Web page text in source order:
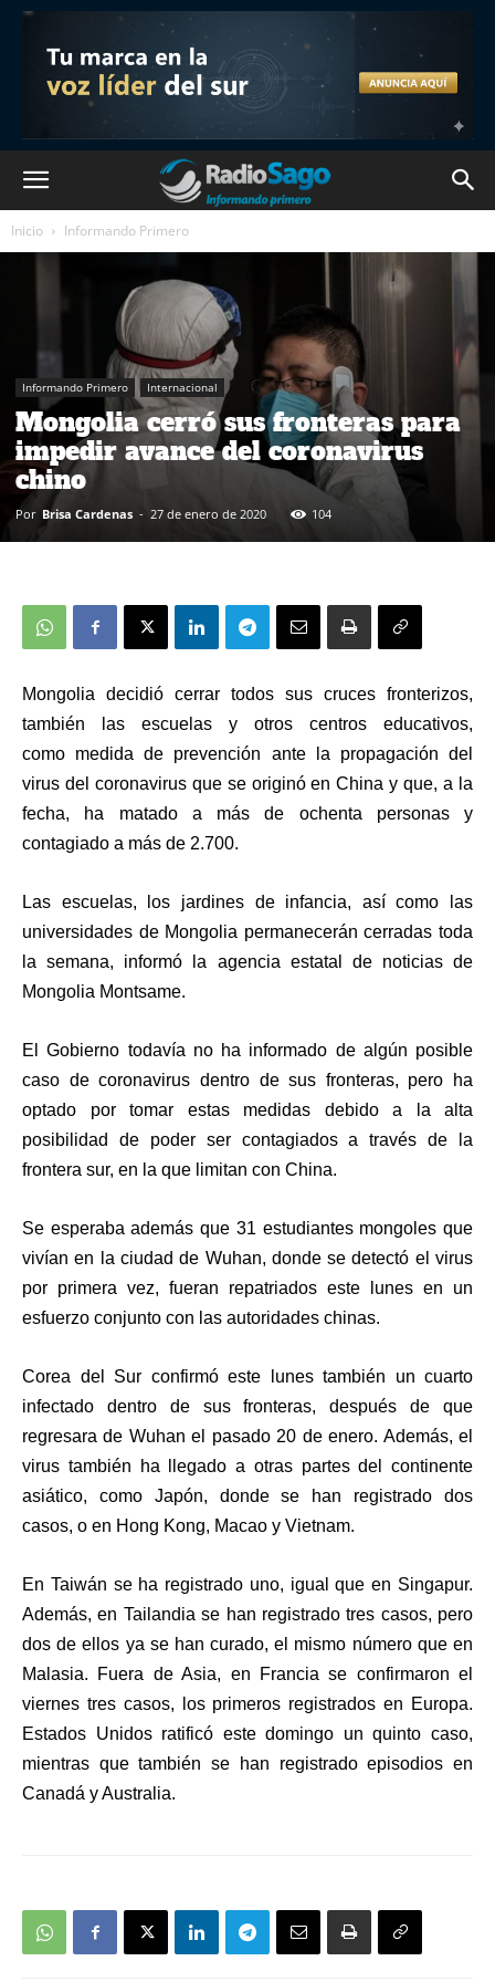
Inicio Informando Primero
Informando Primero Internacional
Mongolia cerró sus fronteras para
impedir avance del coronavirus
chino
Por Brisa Cardenas - 27 de enero de 2020 104
Mongolia decidió cerrar todos sus cruces fronterizos,
también las escuelas y otros centros educativos,
como medida de prevención ante la propagación del
virus del coronavirus que se originó en China y que, a la
fecha, ha matado a más de ochenta personas y
contagiado a más de 2.700.
Las escuelas, los jardines de infancia, así como las
universidades de Mongolia permanecerán cerradas toda
la semana, informó la agencia estatal de noticias de
Mongolia Montsame.
El Gobierno todavía no ha informado de algún posible
caso de coronavirus dentro de sus fronteras, pero ha
optado por tomar estas medidas debido a la alta
posibilidad de poder ser contagiados a través de la
frontera sur, en la que limitan con China.
Se esperaba además que 31 estudiantes mongoles que
vivían en la ciudad de Wuhan, donde se detectó el virus
por primera vez, fueran repatriados este lunes en un
esfuerzo conjunto con las autoridades chinas.
Corea del Sur confirmó este lunes también un cuarto
infectado dentro de sus fronteras, después de que
regresara de Wuhan el pasado 20 de enero. Además, el
virus también ha llegado a otras partes del continente
asiático, como Japón, donde se han registrado dos
casos, o en Hong Kong, Macao y Vietnam.
En Taiwán se ha registrado uno, igual que en Singapur.
Además, en Tailandia se han registrado tres casos, pero
dos de ellos ya se han curado, el mismo número que en
Malasia. Fuera de Asia, en Francia se confirmaron el
viernes tres casos, los primeros registrados en Europa.
Estados Unidos ratificó este domingo un quinto caso,
mientras que también se han registrado episodios en
Canadá y Australia.